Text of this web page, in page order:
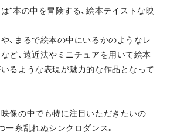
“本の中を冒険する、絵本テイストな映
、まるで絵本の中にいるかのようなレ
ど、遠近法やミニチュアを用いて絵本
るような表現が魅力的な作品となって
像の中でも特に注目いただきたいの
一糸乱れぬシンクロダンス。